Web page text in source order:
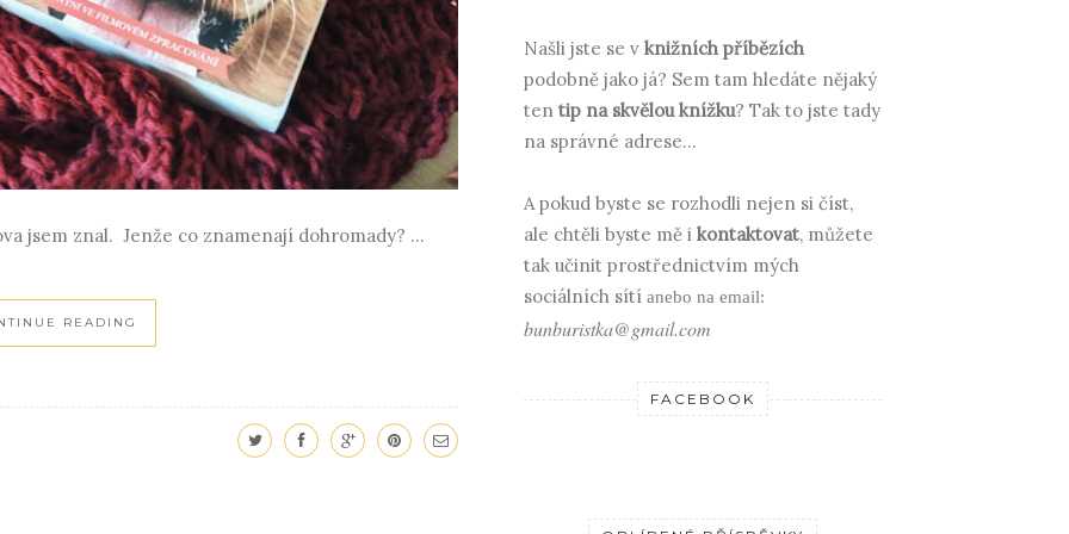
jsem znal. Jenže co znamenají dohromady? ...
READING
Našli jste se v knižních příbězích
podobně jako já? Sem tam hledáte nějaký
ten tip na skvělou knížku? Tak to jste tady
na správné adrese...
A pokud byste se rozhodli nejen si číst,
ale chtěli byste mě i kontaktovat, můžete
tak učinit prostřednictvím mých
sociálních sítí anebo na email:
bunburistka@gmail.com
FACEBOOK